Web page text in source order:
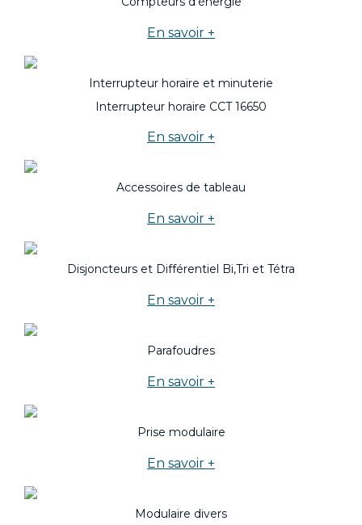
En savoir +
Interrupteur horaire et minuterie
Interrupteur horaire CCT 16650
En savoir +
Accessoires de tableau
En savoir +
Disjoncteurs et Différentiel Bi,Tri et Tétra
En savoir +
Parafoudres
En savoir +
Prise modulaire
En savoir +
Modulaire divers